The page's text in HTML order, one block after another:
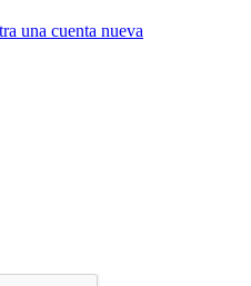
una cuenta nueva